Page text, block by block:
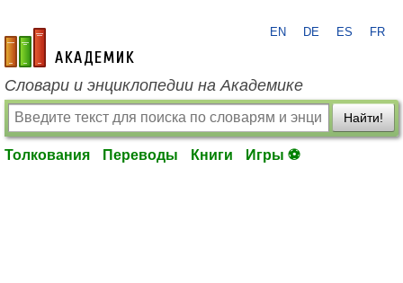
academic.ru
EN DE ES FR
Словари и энциклопедии на Академике
Найти!
Толкования Переводы Книги Игры ⚽